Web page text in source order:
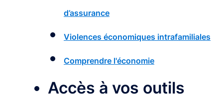
d’assurance
Violences économiques intrafamiliales
Comprendre l'économie
Accès à vos outils